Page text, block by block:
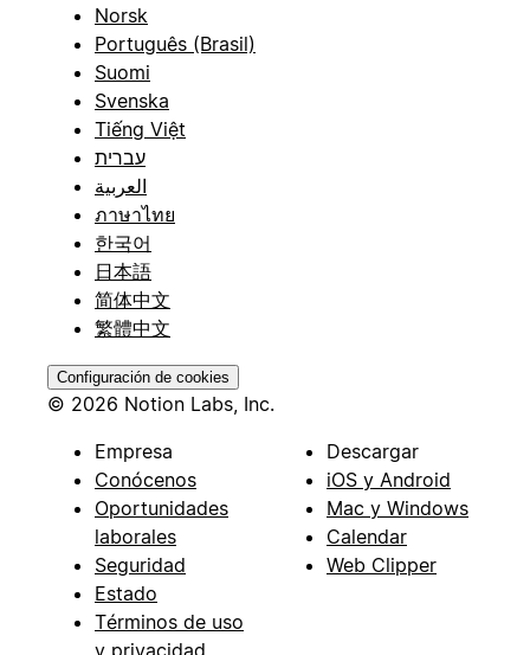
Norsk
Português (Brasil)
Suomi
Svenska
Tiếng Việt
עברית
العربية
ภาษาไทย
한국어
日本語
简体中文
繁體中文
Configuración de cookies
© 2026 Notion Labs, Inc.
Empresa
Conócenos
Oportunidades
laborales
Seguridad
Estado
Términos de uso
y privacidad
Descargar
iOS y Android
Mac y Windows
Calendar
Web Clipper